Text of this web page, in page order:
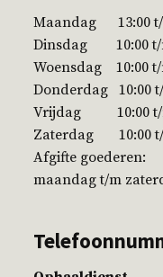
Maandag 13:00 t/
Dinsdag 10:00 t/
Woensdag 10:00 t/
Donderdag 10:00
Vrijdag 10:00 t/
Zaterdag 10:00 t/
Afgifte goederen:
maandag t/m